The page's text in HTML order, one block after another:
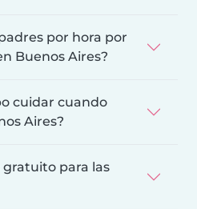
por hora por
Buenos Aires?
cuidar cuando
Aires?
gratuito para las